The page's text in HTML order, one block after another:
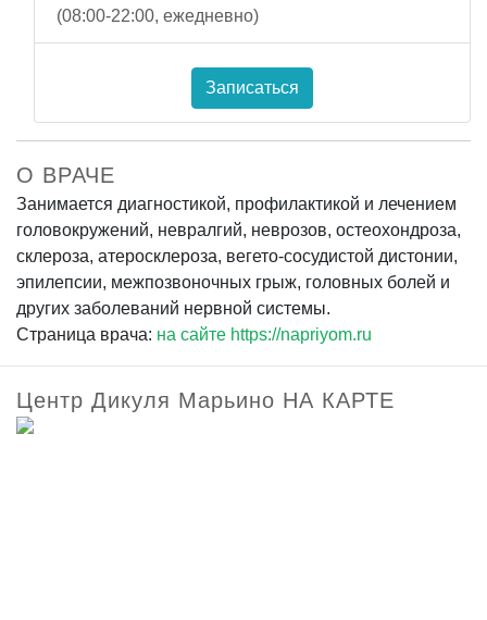
(08:00-22:00, ежедневно)
Записаться
О ВРАЧЕ
Занимается диагностикой, профилактикой и лечением
головокружений, невралгий, неврозов, остеохондроза,
склероза, атеросклероза, вегето-сосудистой дистонии,
эпилепсии, межпозвоночных грыж, головных болей и
других заболеваний нервной системы.
Страница врача: на сайте https://napriyom.ru
Центр Дикуля Марьино НА КАРТЕ